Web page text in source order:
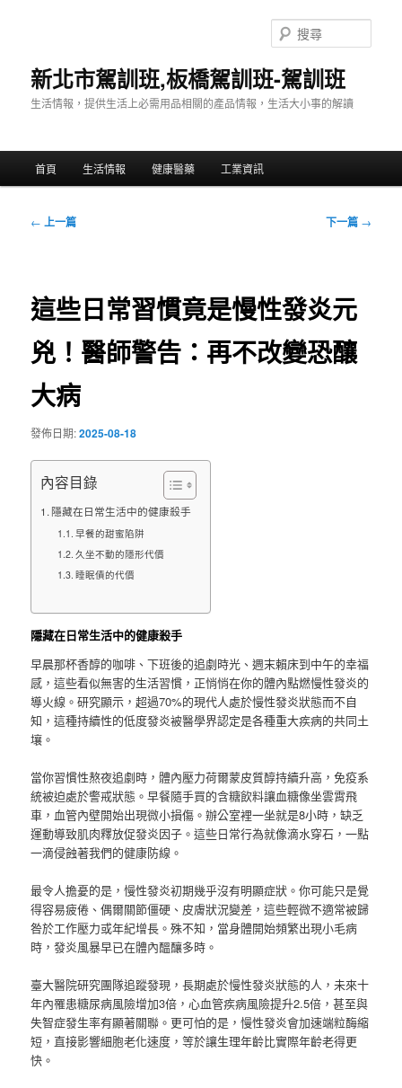
新北市駕訓班,板橋駕訓班-駕訓班
生活情報，提供生活上必需用品相關的產品情報，生活大小事的解讀
尋
首頁 生活情報 健康醫藥 工業資訊
文
← 上一篇 下一篇 →
這些日常習慣竟是慢性發炎元
兇！醫師警告：再不改變恐釀
大病
發佈日期:2025-08-18
內容目錄
隱藏在日常生活中的健康殺手
早餐的甜蜜陷阱
久坐不動的隱形代價
睡眠債的代價
隱藏在日常生活中的健康殺手
早晨那杯香醇的咖啡、下班後的追劇時光、週末賴床到中午的幸福
感，這些看似無害的生活習慣，正悄悄在你的體內點燃慢性發炎的
導火線。研究顯示，超過70%的現代人處於慢性發炎狀態而不自
知，這種持續性的低度發炎被醫學界認定是各種重大疾病的共同土
壤。
當你習慣性熬夜追劇時，體內壓力荷爾蒙皮質醇持續升高，免疫系
統被迫處於警戒狀態。早餐隨手買的含糖飲料讓血糖像坐雲霄飛
車，血管內壁開始出現微小損傷。辦公室裡一坐就是8小時，缺乏
運動導致肌肉釋放促發炎因子。這些日常行為就像滴水穿石，一點
一滴侵蝕著我們的健康防線。
最令人擔憂的是，慢性發炎初期幾乎沒有明顯症狀。你可能只是覺
得容易疲倦、偶爾關節僵硬、皮膚狀況變差，這些輕微不適常被歸
咎於工作壓力或年紀增長。殊不知，當身體開始頻繁出現小毛病
時，發炎風暴早已在體內醞釀多時。
臺大醫院研究團隊追蹤發現，長期處於慢性發炎狀態的人，未來十
年內罹患糖尿病風險增加3倍，心血管疾病風險提升2.5倍，甚至與
失智症發生率有顯著關聯。更可怕的是，慢性發炎會加速端粒酶縮
短，直接影響細胞老化速度，等於讓生理年齡比實際年齡老得更
快。